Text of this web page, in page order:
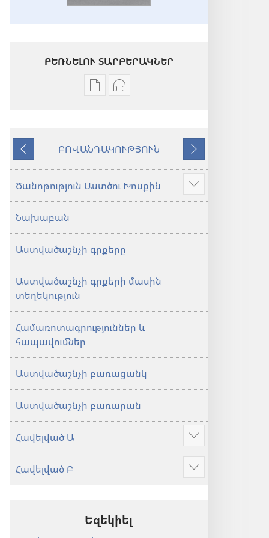
ԲԵՌՆԵԼՈՒ ՏԱՐԲԵՐԱԿՆԵՐ
Թվային
Աստվածաշունչ.
աշխարհ»
թարգմանություն
Աուդիոձայնագրությունները
Աստվածաշունչ.
«Նոր
թարգմանություն
(2024)
Նախորդ
ԲՈՎԱՆԴԱԿՈՒԹՅՈՒՆ
Հաջորդ
Ծանոթություն Աստծու Խոսքին
Ցույց
տալ
Նախաբան
Աստվածաշնչի գրքերը
Աստվածաշնչի գրքերի մասին
տեղեկություն
Համառոտագրություններ և
հապավումներ
Աստվածաշնչի բառացանկ
Աստվածաշնչի բառարան
Հավելված Ա
Ցույց
տալ
ավելին
Հավելված Բ
Ցույց
տալ
Եզեկիել